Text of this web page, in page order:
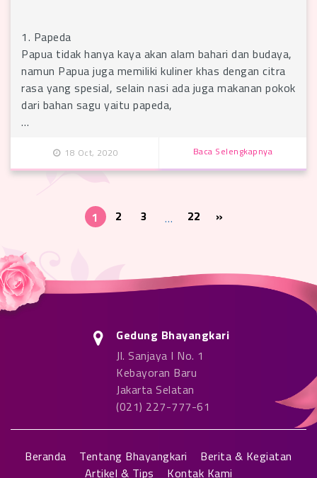
1. Papeda
Papua tidak hanya kaya akan alam bahari dan budaya,
namun Papua juga memiliki kuliner khas dengan citra
rasa yang spesial, selain nasi ada juga makanan pokok
dari bahan sagu yaitu papeda,
…
18 Oct, 2020 Baca Selengkapnya
1 2 3 … 22 »
Gedung Bhayangkari
Jl. Sanjaya I No. 1
Kebayoran Baru
Jakarta Selatan
(021) 227-777-61
Beranda Tentang Bhayangkari
Berita & Kegiatan
Artikel & Tips
Kontak Kami